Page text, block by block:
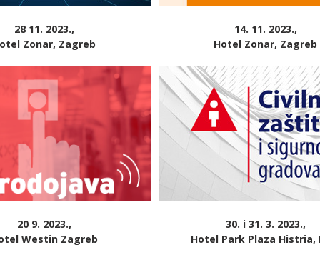
28 11. 2023.,
Zonar, Zagreb
14. 11. 2023.,
Hotel Zonar, Zagreb
20 9. 2023.,
Westin Zagreb
30. i 31. 3. 2023.,
Hotel Park Plaza Histria,